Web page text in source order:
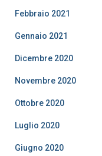
Febbraio 2021
Gennaio 2021
Dicembre 2020
Novembre 2020
Ottobre 2020
Luglio 2020
Giugno 2020